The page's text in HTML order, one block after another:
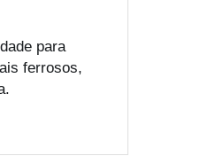
para
ferrosos,